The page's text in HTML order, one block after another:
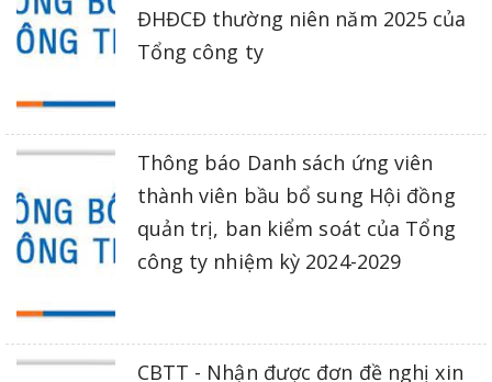
ĐHĐCĐ thường niên năm 2025 của
Tổng công ty
Thông báo Danh sách ứng viên
thành viên bầu bổ sung Hội đồng
quản trị, ban kiểm soát của Tổng
công ty nhiệm kỳ 2024-2029
CBTT - Nhận được đơn đề nghị xin